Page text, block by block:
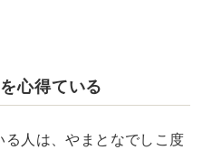
心得ている
人は、やまとなでしこ度